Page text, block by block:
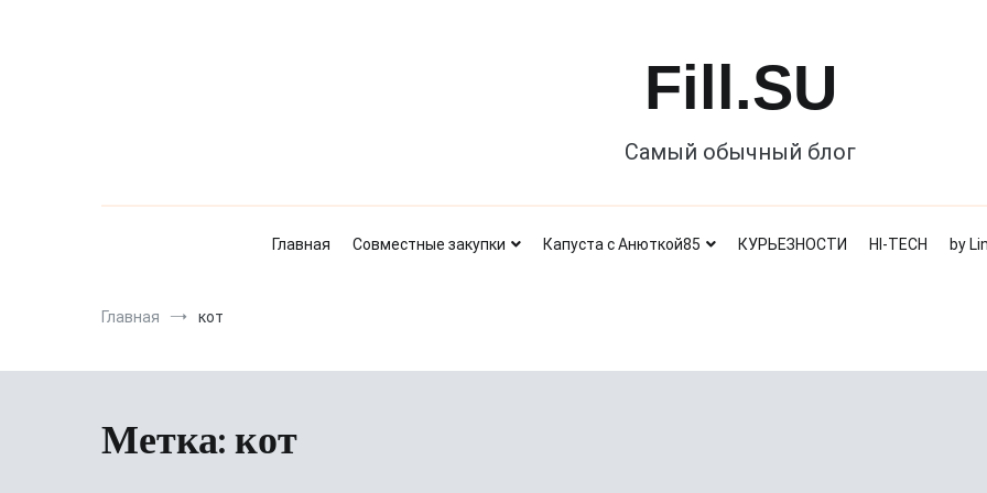
Fill.SU
Самый обычный блог
Главная Совместные закупки Капуста с Анюткой85 КУРЬЕЗНОСТИ HI-TECH by
Главная кот
Метка:кот